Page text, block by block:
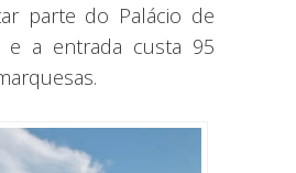
parte do Palácio de
e a entrada custa 95